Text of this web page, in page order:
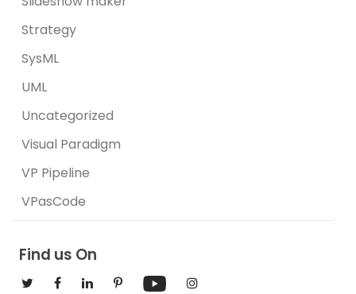
Strategy
SysML
UML
Uncategorized
Visual Paradigm
VP Pipeline
VPasCode
Find us On